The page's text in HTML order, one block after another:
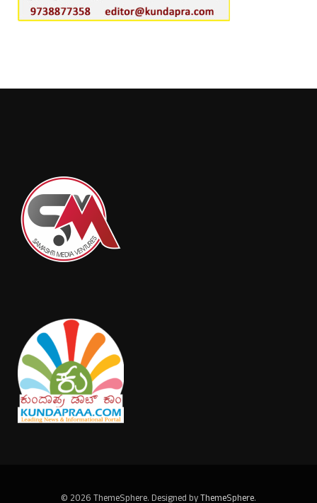
© 2026 ThemeSphere. Designed byThemeSphere.